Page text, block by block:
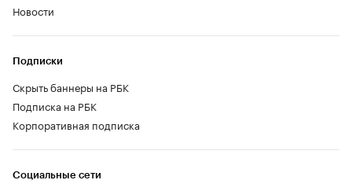
Новости
Социальные сети
Подписки
Скрыть баннеры на РБК
Подписка на РБК
Корпоративная подписка